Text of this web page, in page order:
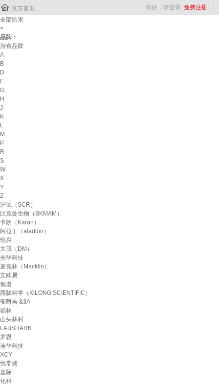
 京东首页 你好，请登录 免费注册
全部结果
>
品牌：
所有品牌
A
B
D
F
G
H
J
K
L
M
P
R
S
W
X
Y
Z
沪试（SCR）
比克曼生物（BKMAM）
卡朗（Karan）
阿拉丁（aladdin）
恒兴
大茂（DM）
光华科技
麦克林（Macklin）
实购易
氪道
西陇科学（XiLONG SCIENTIFIC）
安耐吉 &3A
福林
山头林村
LABSHARK
罗恩
连华科技
XCY
悦常盛
嘉际
化科